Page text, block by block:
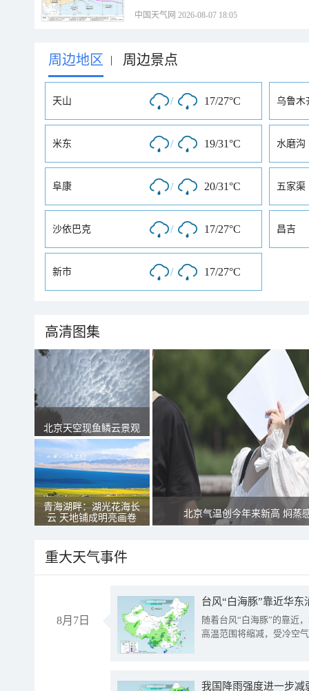
中国天气网 2026-08-07 18:05
周边地区 | 周边景点
天山 / 17/27°C 乌鲁木
米东 / 19/31°C 水磨沟
阜康 / 20/31°C 五家渠
沙依巴克 / 17/27°C 昌吉
新市 / 17/27°C
高清图集
北京天空现鱼鳞云景观
青海湖畔：湖光花海长
云 天地铺成明亮画卷
北京气温创今年来新高 焖蒸
重大天气事件
8月7日
台风“白海豚”靠近华
随着台风“白海豚”的靠近
高温范围将缩减，受冷空